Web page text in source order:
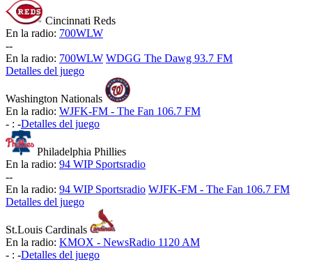
Cincinnati Reds
En la radio: 700WLW
--
En la radio: 700WLW WDGG The Dawg 93.7 FM
Detalles del juego
Washington Nationals
En la radio: WJFK-FM - The Fan 106.7 FM
- : -Detalles del juego
Philadelphia Phillies
En la radio: 94 WIP Sportsradio
--
En la radio: 94 WIP Sportsradio WJFK-FM - The Fan 106.7 FM
Detalles del juego
St.Louis Cardinals
En la radio: KMOX - NewsRadio 1120 AM
- : -Detalles del juego